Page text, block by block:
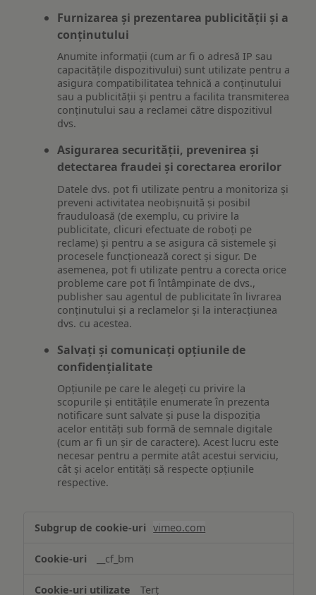
Furnizarea și prezentarea publicității și a
conținutului
Anumite informații (cum ar fi o adresă IP sau
capacitățile dispozitivului) sunt utilizate pentru a
asigura compatibilitatea tehnică a conținutului
sau a publicității și pentru a facilita transmiterea
conținutului sau a reclamei către dispozitivul
dvs.
Asigurarea securității, prevenirea și
detectarea fraudei și corectarea erorilor
Datele dvs. pot fi utilizate pentru a monitoriza și
preveni activitatea neobișnuită și posibil
frauduloasă (de exemplu, cu privire la
publicitate, clicuri efectuate de roboți pe
reclame) și pentru a se asigura că sistemele și
procesele funcționează corect și sigur. De
asemenea, pot fi utilizate pentru a corecta orice
probleme care pot fi întâmpinate de dvs.,
publisher sau agentul de publicitate în livrarea
conținutului și a reclamelor și la interacțiunea
dvs. cu acestea.
Salvați și comunicați opțiunile de
confidențialitate
Opțiunile pe care le alegeți cu privire la
scopurile și entitățile enumerate în prezenta
notificare sunt salvate și puse la dispoziția
acelor entități sub formă de semnale digitale
(cum ar fi un șir de caractere). Acest lucru este
necesar pentru a permite atât acestui serviciu,
cât și acelor entități să respecte opțiunile
respective.
Asigurarea
funcționalităților
website-
ului
vimeo.com
__cf_bm
Terț